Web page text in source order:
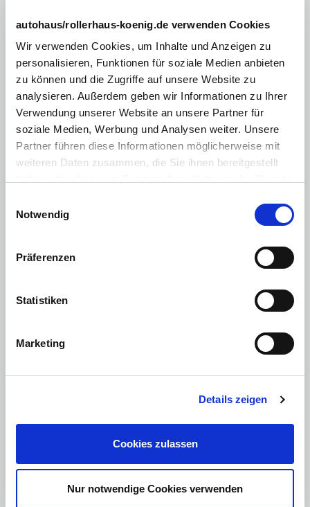
autohaus/rollerhaus-koenig.de verwenden Cookies
Wir verwenden Cookies, um Inhalte und Anzeigen zu
personalisieren, Funktionen für soziale Medien anbieten
zu können und die Zugriffe auf unsere Website zu
analysieren. Außerdem geben wir Informationen zu Ihrer
Verwendung unserer Website an unsere Partner für
soziale Medien, Werbung und Analysen weiter. Unsere
Partner führen diese Informationen möglicherweise mit
weiteren Daten zusammen, die Sie ihnen bereitgestellt
Cookies, wenn Sie unsere Webseite weiterhin nutzen.
Notwendig
Präferenzen
Statistiken
Marketing
Details zeigen
Cookies zulassen
Nur notwendige Cookies verwenden
Innenraumfilter
Lederlenkrad
Nichtraucherfahrzeug
Sitzheizung Vordersitze
Zentralverriegelung mit Fernbedienung
Sprachsteuerung
Apple CarPlay
LED-Scheinwerfer
Navigationssystem
DAB+ Digital Radio